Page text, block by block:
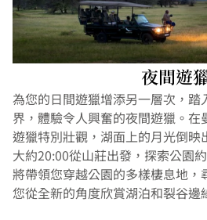
夜間遊
為您的日間遊獵增添另一層次，踏
界，體驗令人興奮的夜間遊獵。
遊獵特別壯觀，湖面上的月光倒映
大約20:00從山莊出發，探索公園
將帶領您穿越公園的多樣棲息地
您從全新的角度欣賞湖泊和裂谷邊